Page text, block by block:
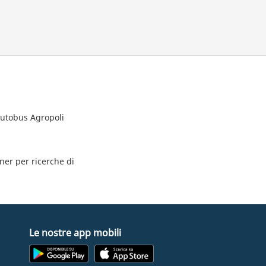
Agropoli
per ricerche di
Le nostre app mobili